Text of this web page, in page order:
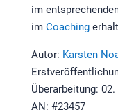
im
im Coaching
Autor: Karsten
Überarbeitung:
AN: #23457